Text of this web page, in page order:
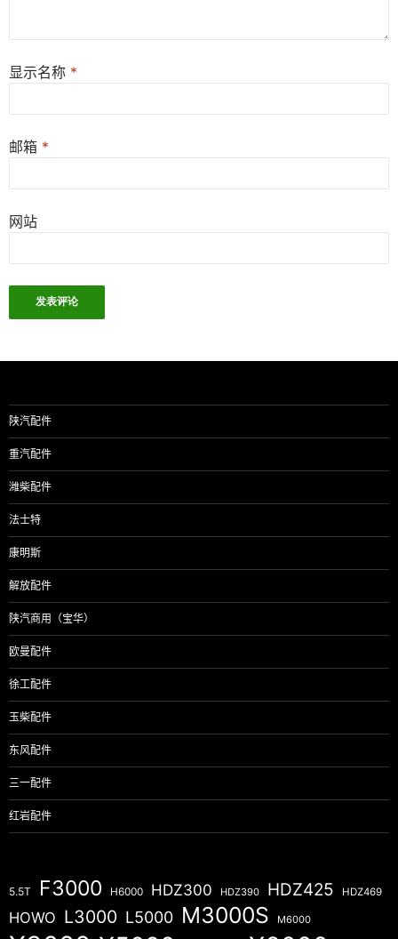
显示名称 *
邮箱 *
网站
陕汽配件
重汽配件
潍柴配件
法士特
康明斯
解放配件
陕汽商用（宝华）
欧曼配件
徐工配件
玉柴配件
东风配件
三一配件
红岩配件
5.5T F3000 H6000 HDZ300 HDZ390 HDZ425 HDZ469
HOWO L3000 L5000 M3000S M6000